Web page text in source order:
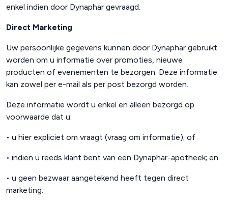
enkel indien door Dynaphar gevraagd.
Direct Marketing
Uw persoonlijke gegevens kunnen door Dynaphar gebruikt
worden om u informatie over promoties, nieuwe
producten of evenementen te bezorgen. Deze informatie
kan zowel per e-mail als per post bezorgd worden.
Deze informatie wordt u enkel en alleen bezorgd op
voorwaarde dat u:
• u hier expliciet om vraagt (vraag om informatie); of
• indien u reeds klant bent van een Dynaphar-apotheek; en
• u geen bezwaar aangetekend heeft tegen direct
marketing.